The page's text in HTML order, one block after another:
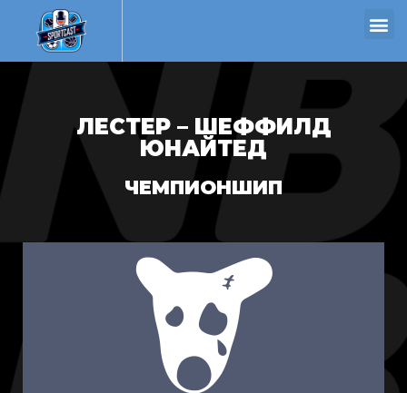
ЛЕСТЕР – ШЕФФИЛД
ЮНАЙТЕД
ЧЕМПИОНШИП